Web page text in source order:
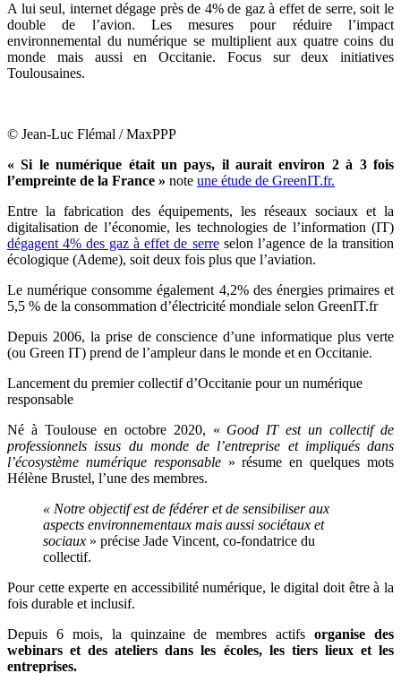
A lui seul, internet dégage près de 4% de gaz à effet de serre, soit le
double de l’avion. Les mesures pour réduire l’impact
environnemental du numérique se multiplient aux quatre coins du
monde mais aussi en Occitanie. Focus sur deux initiatives
Toulousaines.
© Jean-Luc Flémal / MaxPPP
« Si le numérique était un pays, il aurait environ 2 à 3 fois
l’empreinte de la France » note une étude de GreenIT.fr.
Entre la fabrication des équipements, les réseaux sociaux et la
digitalisation de l’économie, les technologies de l’information (IT)
dégagent 4% des gaz à effet de serreselon l’agence de la transition
écologique (Ademe), soit deux fois plus que l’aviation.
Le numérique consomme également 4,2% des énergies primaires et
5,5 % de la consommation d’électricité mondiale selon GreenIT.fr
Depuis 2006, la prise de conscience d’une informatique plus verte
(ou Green IT) prend de l’ampleur dans le monde et en Occitanie.
Lancement du premier collectif d’Occitanie pour un numérique
responsable
Né à Toulouse en octobre 2020, « Good IT est un collectif de
professionnels issus du monde de l’entreprise et impliqués dans
l’écosystème numérique responsable» résume en quelques mots
Hélène Brustel, l’une des membres.
« Notre objectif est de fédérer et de sensibiliser aux
aspects environnementaux mais aussi sociétaux et
sociaux » précise Jade Vincent, co-fondatrice du
collectif.
Pour cette experte en accessibilité numérique, le digital doit être à la
fois durable et inclusif.
Depuis 6 mois, la quinzaine de membres actifsorganise des
webinars et des ateliers dans les écoles, les tiers lieux et les
entreprises.